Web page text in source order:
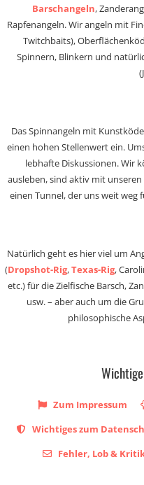
Barschangeln,
Rapfenangeln. Wir angeln mit
Twitchbaits),
Spinnern, Blinkern und
Das Spinnangeln mit
einen hohen Stellenwert ein.
lebhafte Diskussionen. Wir
ausleben, sind aktiv mit
einen Tunnel, der uns weit weg
Natürlich geht es hier viel um
(Dropshot-Rig,Texas-Rig,
etc.) für die Zielfische Barsch,
usw. – aber auch um die
philosophische
Zum Impressum
Wichtiges zum
Fehler, Lob &